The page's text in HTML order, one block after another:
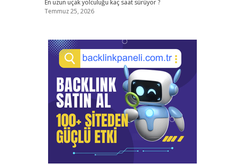
En uzun uçak yolculuğu kaç saat sürüyor ?
Temmuz 25, 2026